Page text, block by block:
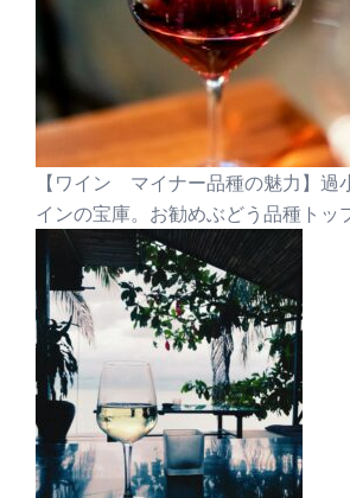
【ワイン マイナー品種の魅力】過
インの宝庫。お勧めぶどう品種トッ